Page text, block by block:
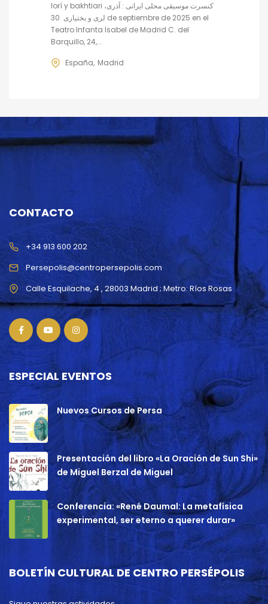
lorí y bakhtiari کنسرت موسیقی محلی ایرانی : آذری،
لری و بختیاری 30 de septiembre de 2025 en el
Teatro Infanta Isabel de Madrid C. del
Barquillo, 24,...
España Madrid
CONTACTO
Persepolis@centropersepolis.com
+34 913 600 202
ESPECIAL EVENTOS
Nuevos Cursos de Persa
Presentación del libro «La Oración de Sun Shi»
de Miguel Berzal de Miguel
Conferencia: «René Daumal: La metafísica
experimental, ser eterno a querer durar»
BOLETÍN CULTURAL DE CENTRO PERSÉPOLIS